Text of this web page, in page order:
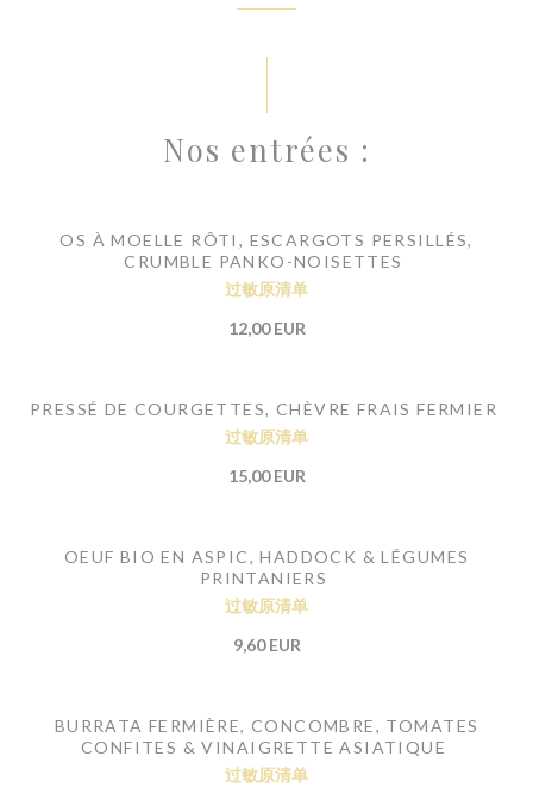
Nos entrées :
OS À MOELLE RÔTI, ESCARGOTS PERSILLÉS,
CRUMBLE PANKO-NOISETTES
过敏原清单
12,00 EUR
PRESSÉ DE COURGETTES, CHÈVRE FRAIS FERMIER
过敏原清单
15,00 EUR
OEUF BIO EN ASPIC, HADDOCK & LÉGUMES
PRINTANIERS
过敏原清单
9,60 EUR
BURRATA FERMIÈRE, CONCOMBRE, TOMATES
CONFITES & VINAIGRETTE ASIATIQUE
过敏原清单